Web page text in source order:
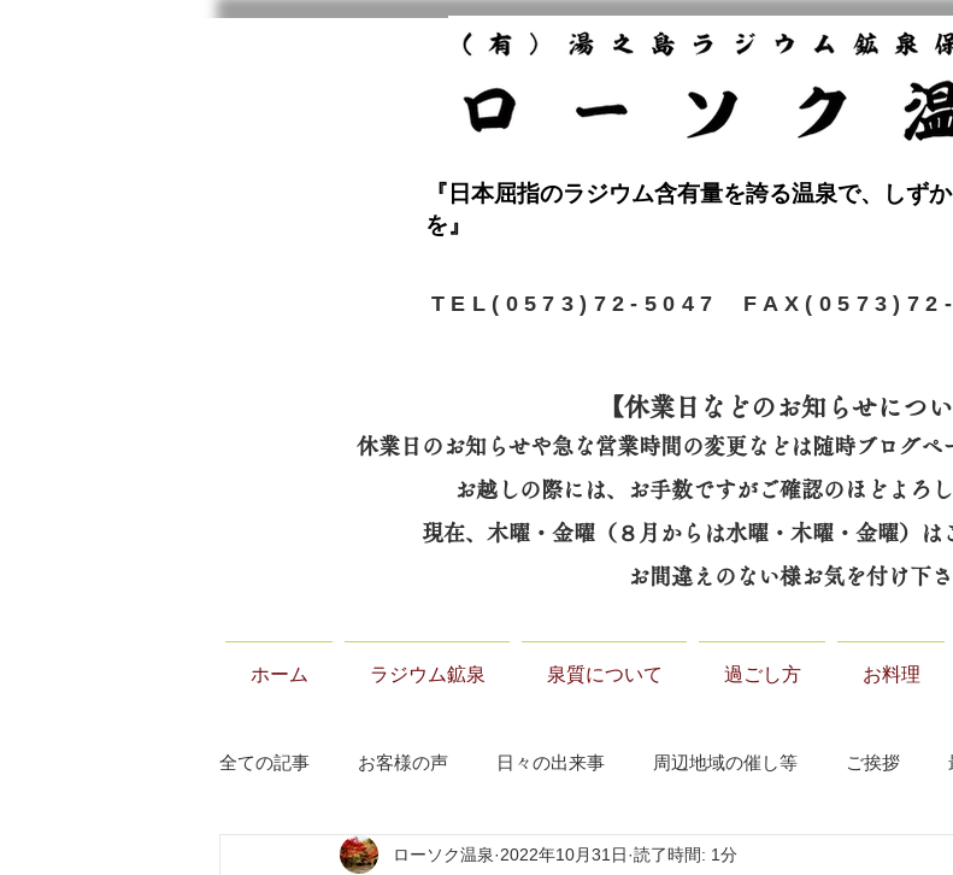
『日本屈指のラジウム含有量を誇る温泉で、しず
を』
​TEL(0573)72-5047
【休業日などのお知らせについ
休業日のお知らせや急な営業時間の変更などは随時ブログペ
お越しの際には、
お手数ですがご確認のほどよろ
現在、木曜・金曜（８月からは水曜・木曜・金曜）は
お間違えのない様お気を付け下
ホーム ラジウム鉱泉 泉質について 過ごし方 お料理
全ての記事 お客様の声 日々の出来事 周辺地域の催し等 ご挨拶
当温泉について お知らせ
ローソク温泉 2022年10月31日 読了時間: 1分